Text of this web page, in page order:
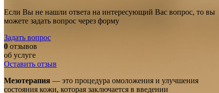
Если Вы не нашли ответа на интересующий Вас вопрос, то вы
можете задать вопрос через форму
Задать вопрос
0 отзывов
об услуге
Оставить отзыв
Мезотерапия — это процедура омоложения и улучшения
состояния кожи, которая заключается в введении